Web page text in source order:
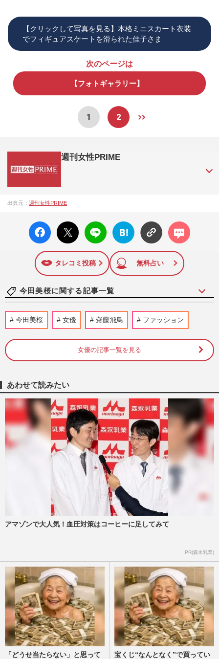
【クリックして写真を見る】本格ミニスカート衣装
でフィギュアスケートを滑られた佳子さま
次のページは
【フォトギャラリー】
1 2
週刊女性PRIME
成27年）1月に開設された主婦と生活社が運営する日本のニュ
陣の執筆記事を配信するほか、女性週刊誌『週刊女性』の誌
面に掲載された記事から、インターネット利用者層にとって
特に関心の高い題材の記事を、WEB向けにリライトして配信
しています！
出典元： 週刊女性PRIME
facebo
ok い
X ポス
ト
LINE
はてな
ブック
に追加
コメン
ト
タレコミ投稿 無料占い
今田美桜に関する記事一覧
紗栄子、衝撃の“Tシャツオン下着”に「凡
人にはわからねえ」の賛否…今田美桜でも
週刊女性PRIME 2026/6/27
バディ”TOP5》今田美桜＆志田彩良・吉高
由里子&仲間由紀恵らを抑え…
週刊女性2026年6月23日号 2026/6/15
《NHK朝ドラ「途中で見るのやめた」ラ
ンキング》RADWIMPS主題歌の『あんぱ
ん』『ちむどんどん』を抑えたワ…
週刊女性2026年5月12日・19日号
《サッカーW杯》今田美桜・有村架純・広
瀬すず、ワールドカップ迫る日本代表の広
告に“国民的女優”が大集…
週刊女性PRIME
ファミリーマートにマクドナルドも！「昭
CMで“曲かぶり”続出の背景
週刊女性2026年3月24日・31日号 2026/3/13
今田美桜 女優 齋藤飛鳥 ファッション
女優の記事一覧を見る
あわせて読みたい
アマゾンで大人気！血圧対策はコーヒーに足してみて
PR(森永乳業)
「どうせ当たらない」と思って
宝くじ“なんとなく”で買ってい